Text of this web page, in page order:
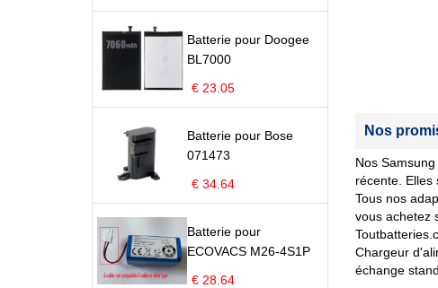
Batterie pour Doogee
BL7000
€ 23.05
Batterie pour Bose
071473
€ 34.64
Batterie pour
ECOVACS M26-4S1P
€ 28.64
Nos
Nos
récente. Elles
Tous nos
vous achetez
Chargeur
échange